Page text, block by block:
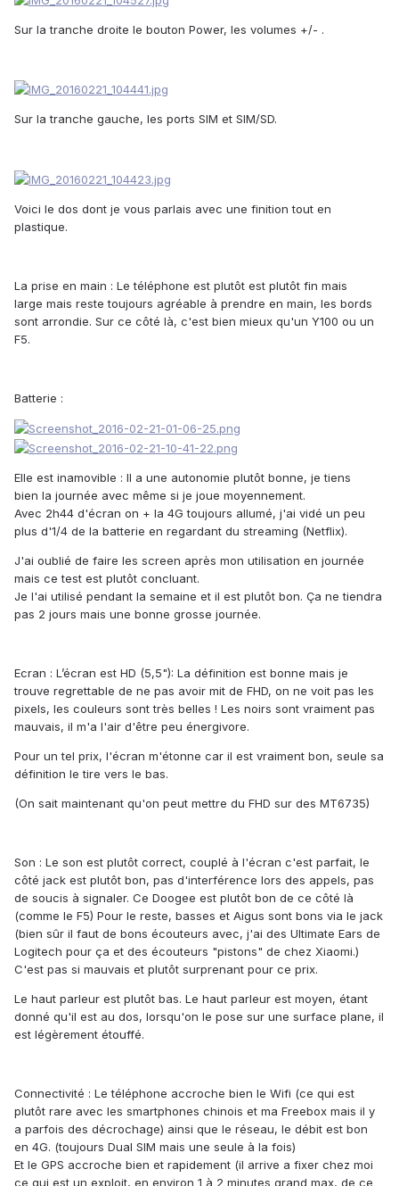
Sur la tranche droite le bouton Power, les volumes +/- .
Sur la tranche gauche, les ports SIM et SIM/SD.
Voici le dos dont je vous parlais avec une finition tout en
plastique.
La prise en main : Le téléphone est plutôt est plutôt fin mais
large mais reste toujours agréable à prendre en main, les bords
sont arrondie. Sur ce côté là, c'est bien mieux qu'un Y100 ou un
F5.
Batterie :
Elle est inamovible : Il a une autonomie plutôt bonne, je tiens
bien la journée avec même si je joue moyennement.
Avec 2h44 d'écran on + la 4G toujours allumé, j'ai vidé un peu
plus d'1/4 de la batterie en regardant du streaming (Netflix).
J'ai oublié de faire les screen après mon utilisation en journée
mais ce test est plutôt concluant.
Je l'ai utilisé pendant la semaine et il est plutôt bon. Ça ne tiendra
pas 2 jours mais une bonne grosse journée.
Ecran : L’écran est HD (5,5"): La définition est bonne mais je
trouve regrettable de ne pas avoir mit de FHD, on ne voit pas les
pixels, les couleurs sont très belles ! Les noirs sont vraiment pas
mauvais, il m'a l'air d'être peu énergivore.
Pour un tel prix, l'écran m'étonne car il est vraiment bon, seule sa
définition le tire vers le bas.
(On sait maintenant qu'on peut mettre du FHD sur des MT6735)
Son : Le son est plutôt correct, couplé à l'écran c'est parfait, le
côté jack est plutôt bon, pas d'interférence lors des appels, pas
de soucis à signaler. Ce Doogee est plutôt bon de ce côté là
(comme le F5) Pour le reste, basses et Aigus sont bons via le jack
(bien sûr il faut de bons écouteurs avec, j'ai des Ultimate Ears de
Logitech pour ça et des écouteurs "pistons" de chez Xiaomi.)
C'est pas si mauvais et plutôt surprenant pour ce prix.
Le haut parleur est plutôt bas. Le haut parleur est moyen, étant
donné qu'il est au dos, lorsqu'on le pose sur une surface plane, il
est légèrement étouffé.
Connectivité : Le téléphone accroche bien le Wifi (ce qui est
plutôt rare avec les smartphones chinois et ma Freebox mais il y
a parfois des décrochage) ainsi que le réseau, le débit est bon
en 4G. (toujours Dual SIM mais une seule à la fois)
Et le GPS accroche bien et rapidement (il arrive a fixer chez moi
ce qui est un exploit, en environ 1 à 2 minutes grand max, de ce